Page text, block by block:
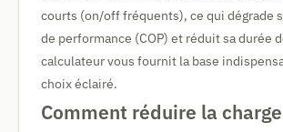
courts (on/off fréquents), ce qui dégrade
de performance (COP) et réduit sa durée
calculateur vous fournit la base
choix éclairé.
Comment réduire la charge